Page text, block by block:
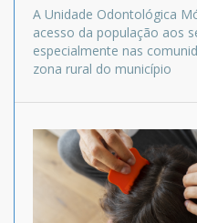
A Unidade Odontológica
acesso da população aos
especialmente nas
zona rural do município